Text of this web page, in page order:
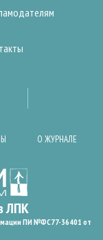
О ЖУРНАЛЕ
ПИ №ФС77-36401 от